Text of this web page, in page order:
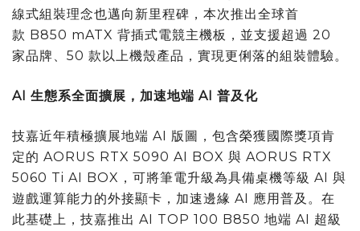
線式組裝理念也邁向新里程碑，本次推出全球首
款 B850 mATX 背插式電競主機板，並支援超過 20
家品牌、50 款以上機殼產品，實現更俐落的組裝體驗。
AI 生態系全面擴展，加速地端 AI 普及化
技嘉近年積極擴展地端 AI 版圖，包含榮獲國際獎項肯
定的 AORUS RTX 5090 AI BOX 與 AORUS RTX
5060 Ti AI BOX，可將筆電升級為具備桌機等級 AI 與
遊戲運算能力的外接顯卡，加速邊緣 AI 應用普及。在
此基礎上，技嘉推出 AI TOP 100 B850 地端 AI 超級